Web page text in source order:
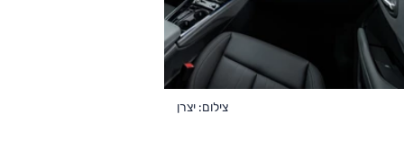
צילום: יצרן